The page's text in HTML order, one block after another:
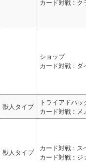
カード対戦 : ク
ショップ
カード対戦 : ダ
獣人タイプ
トライアドパッ
カード対戦 : メ
獣人タイプ
カード対戦 : ス
カード対戦 : ジ